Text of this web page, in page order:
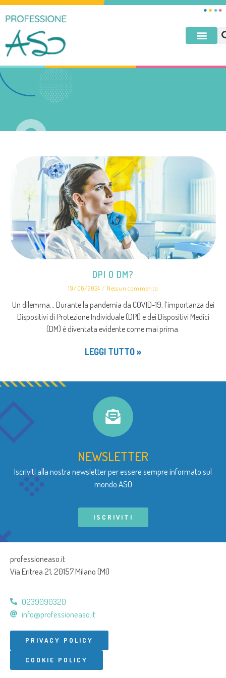
DPI O DM?
19/06/2024 Nessun commento
Un dilemma… Durante la pandemia da COVID-19, l’importanza dei
Dispositivi di Protezione Individuale (DPI) e dei Dispositivi Medici
(DM) è diventata evidente come mai prima.
LEGGI TUTTO »
NEWSLETTER
Iscriviti alla nostra newsletter per essere sempre informato sul
mondo ASO
ISCRIVITI
professioneaso.it
Via Eritrea 21, 20157 Milano (MI)
0239090320
info@professioneaso.it
PRIVACY POLICY
COOKIE POLICY